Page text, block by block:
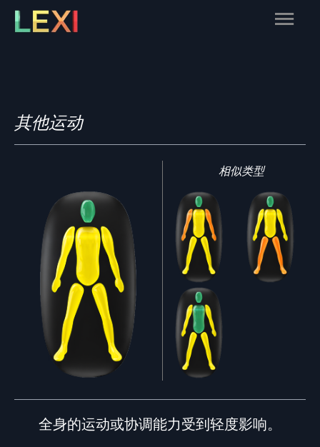
Skip
Main
其他运动
相似类型
全身的运动或协调能力受到轻度影响。